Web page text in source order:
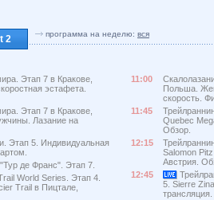
2 программа на неделю: вся
Этап 7 в Кракове,
эстафета.
Этап 7 в Кракове,
Лазание на
Этап 5. Индивидуальная
де Франс". Этап 7.
World Series. Этап 4.
Trail в Пицтале,
11:00
Польша.
скорость.
11:45
Quebec
Обзор.
12:15
Salomon
Австрия.
12:45
5. Sierre
трансляция.